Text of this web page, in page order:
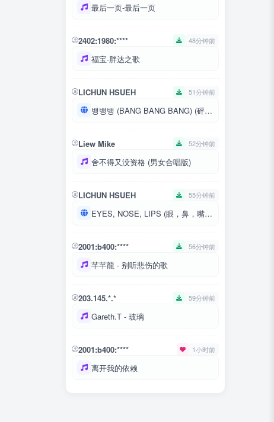
最后一页-最后一页
2402:1980:**** 48分钟前
福宝-胖达之歌
LICHUN HSUEH 51分钟前
뱅뱅뱅 (BANG BANG BANG) (砰砰砰)
Liew Mike 52分钟前
舍不得又没资格 (男女合唱版)
LICHUN HSUEH 55分钟前
EYES, NOSE, LIPS (眼，鼻，嘴)(KR Ver.|BIGBANG WORLD TOUR 2015~2016 [MADE] IN JAPAN)
2001:b400:**** 56分钟前
芊芊龍 - 别听悲伤的歌
203.145.*.* 59分钟前
Gareth.T - 玻璃
2001:b400:**** 1小时前
离开我的依赖